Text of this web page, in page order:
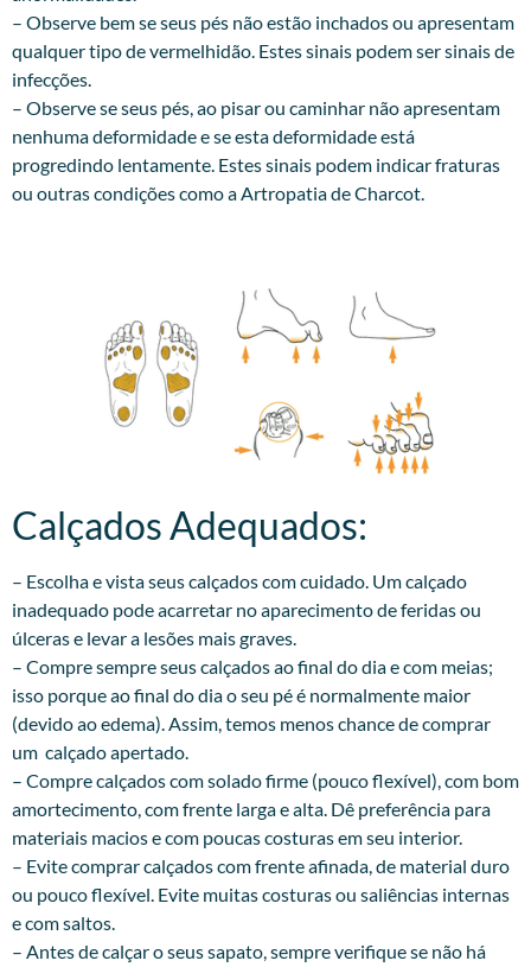
– Observe bem se seus pés não estão inchados ou apresentam
qualquer tipo de vermelhidão. Estes sinais podem ser sinais de
infecções.
– Observe se seus pés, ao pisar ou caminhar não apresentam
nenhuma deformidade e se esta deformidade está
progredindo lentamente. Estes sinais podem indicar fraturas
ou outras condições como a Artropatia de Charcot.
Calçados Adequados:​
– Escolha e vista seus calçados com cuidado. Um calçado
inadequado pode acarretar no aparecimento de feridas ou
úlceras e levar a lesões mais graves.
– Compre sempre seus calçados ao final do dia e com meias;
isso porque ao final do dia o seu pé é normalmente maior
(devido ao edema). Assim, temos menos chance de comprar
um calçado apertado.
– Compre calçados com solado firme (pouco flexível), com bom
amortecimento, com frente larga e alta. Dê preferência para
materiais macios e com poucas costuras em seu interior.
– Evite comprar calçados com frente afinada, de material duro
ou pouco flexível. Evite muitas costuras ou saliências internas
e com saltos.
– Antes de calçar o seus sapato, sempre verifique se não há